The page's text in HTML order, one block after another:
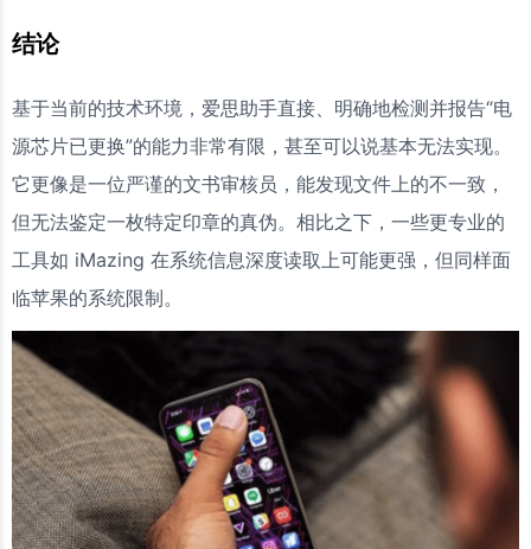
结论
基于当前的技术环境，爱思助手直接、明确地检测并报告“电
源芯片已更换”的能力非常有限，甚至可以说基本无法实现。
它更像是一位严谨的文书审核员，能发现文件上的不一致，
但无法鉴定一枚特定印章的真伪。相比之下，一些更专业的
工具如 iMazing 在系统信息深度读取上可能更强，但同样面
临苹果的系统限制。